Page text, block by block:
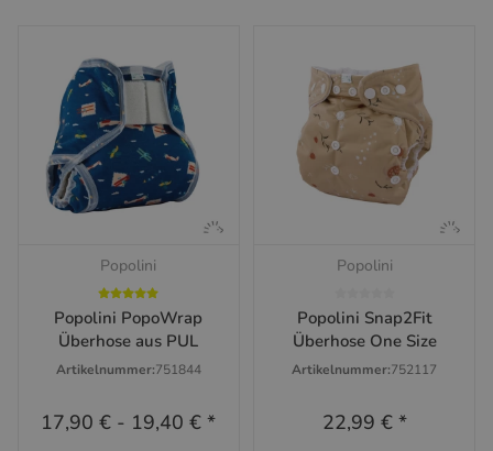
Popolini
Popolini PopoWrap
Überhose aus PUL
Artikelnummer:751844
17,90 € - 19,40 €*
Popolini
Popolini Snap2Fit
Überhose One Size
Artikelnummer:752117
22,99 € *